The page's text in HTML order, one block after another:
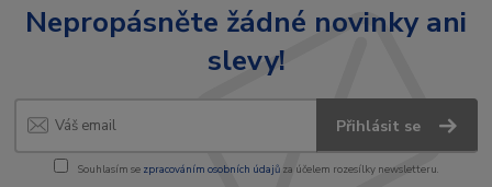
Nepropásněte žádné novinky ani
slevy!
Přihlásit se
Souhlasím se zpracováním osobních údajůza účelem rozesílky newsletteru.